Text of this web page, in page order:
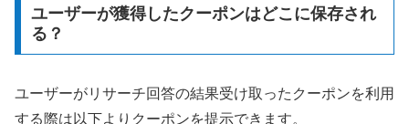
ユーザーが獲得したクーポンはどこに保存され
る？
ユーザーがリサーチ回答の結果受け取ったクーポンを利用
する際は以下よりクーポンを提示できます。